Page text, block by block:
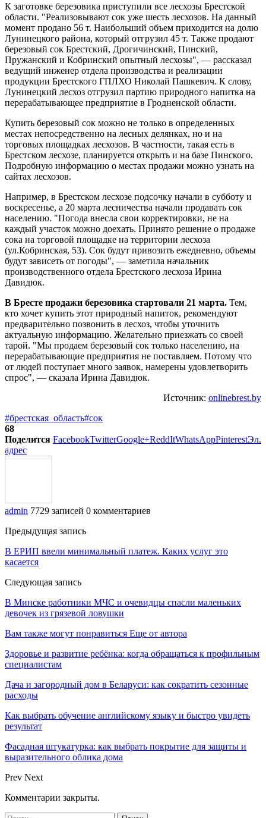
К заготовке березовика приступили все лесхозы Брестской
области. "Реализовывают сок уже шесть лесхозов. На данный
момент продано 56 т. Наибольший объем приходится на долю
Лунинецкого района, который отгрузил 45 т. Также продают
березовый сок Брестский, Дрогичинский, Пинский,
Пружанский и Кобринский опытный лесхозы", — рассказал
ведущий инженер отдела производства и реализации
продукции Брестского ГПЛХО Николай Пашкевич. К слову,
Лунинецкий лесхоз отгрузил партию природного напитка на
перерабатывающее предприятие в Гродненской области.
Купить березовый сок можно не только в определенных
местах непосредственно на лесных делянках, но и на
торговых площадках лесхозов. В частности, такая есть в
Брестском лесхозе, планируется открыть и на базе Пинского.
Подробную информацию о местах продажи можно узнать на
сайтах лесхозов.
Например, в Брестском лесхозе подсочку начали в субботу и
воскресенье, а 20 марта лесничества начали продавать сок
населению. "Погода внесла свои корректировки, не на
каждый участок можно доехать. Принято решение о продаже
сока на торговой площадке на территории лесхоза
(ул.Кобринская, 53). Сок будут привозить ежедневно, объемы
будут зависеть от погоды", — заметила начальник
производственного отдела Брестского лесхоза Ирина
Давидюк.
В Бресте продажи березовика стартовали 21 марта. Тем,
кто хочет купить этот природный напиток, рекомендуют
предварительно позвонить в лесхоз, чтобы уточнить
актуальную информацию. Желательно приезжать со своей
тарой. "Мы продаем березовый сок только населению, на
перерабатывающие предприятия не поставляем. Потому что
от людей поступает много заявок, намерены удовлетворить
спрос", — сказала Ирина Давидюк.
Источник: onlinebrest.by
#брестская_область#сок
68
Поделится FacebookTwitterGoogle+ReddItWhatsAppPinterestЭл.
адрес
admin 7729 записей 0 комментариев
Предыдущая запись
В ЕРИП ввели минимальный платеж. Каких услуг это
касается
Следующая запись
В Минске работники МЧС и очевидцы спасли маленьких
девочек из грязевой ловушки
Вам также могут понравиться Еще от автора
Здоровье и развитие ребёнка: когда обращаться к профильным
специалистам
Дача и загородный дом в Беларуси: как сократить сезонные
расходы
Как выбрать обучение английскому языку и быстро увидеть
результат
Фасадная штукатурка: как выбрать покрытие для защиты и
выразительного облика дома
Prev Next
Комментарии закрыты.